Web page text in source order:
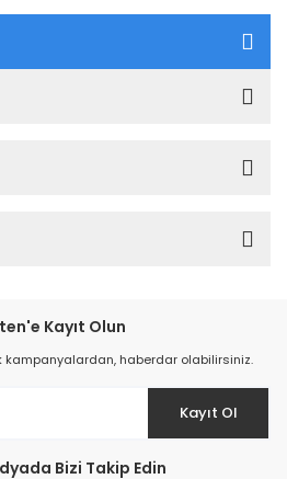
Kayıt Olun
kampanyalardan, haberdar olabilirsiniz.
Kayıt Ol
Bizi Takip Edin